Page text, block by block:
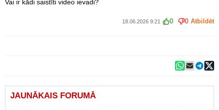
Vai ir kādi saistīti video ievadi?
18.06.2026 9:21 0 0 Atbildēt
JAUNĀKAIS FORUMĀ